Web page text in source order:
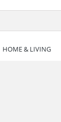
HOME & LIVING